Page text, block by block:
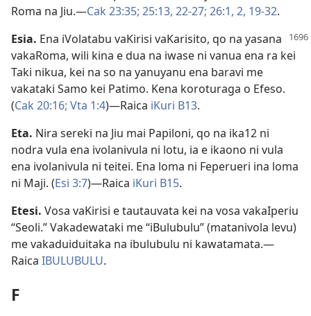
Roma na Jiu.​—Cak 23:35; 25:13, 22-27; 26:1, 2, 19-32.
Esia. Ena iVolatabu vaKirisi vaKarisito, qo na yasana
vakaRoma, wili kina e dua na iwase ni vanua ena ra kei
Taki nikua, kei na so na yanuyanu ena baravi me
vakataki Samo kei Patimo. Kena koroturaga o Efeso.
(Cak 20:16; Vta 1:4)​—Raica iKuri B13.
Eta. Nira sereki na Jiu mai Papiloni, qo na ika12 ni
nodra vula ena ivolanivula ni lotu, ia e ikaono ni vula
ena ivolanivula ni teitei. Ena loma ni Feperueri ina loma
ni Maji. (Esi 3:7)​—Raica iKuri B15.
Etesi. Vosa vaKirisi e tautauvata kei na vosa vakaIperiu
“Seoli.” Vakadewataki me “iBulubulu” (matanivola levu)
me vakaduiduitaka na ibulubulu ni kawatamata.​—
Raica IBULUBULU.
F